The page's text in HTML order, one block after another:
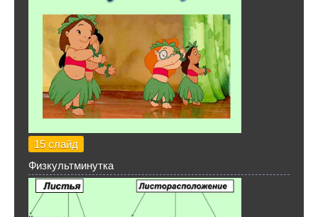
15 слайд
Физкультминутка